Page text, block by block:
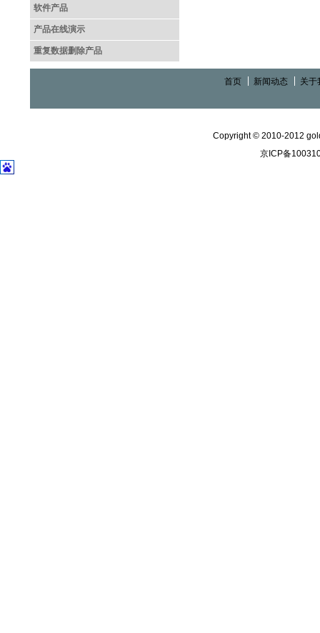
软件产品
产品在线演示
重复数据删除产品
首页 新闻动态 关于
Copyright © 2010-2012
京ICP备